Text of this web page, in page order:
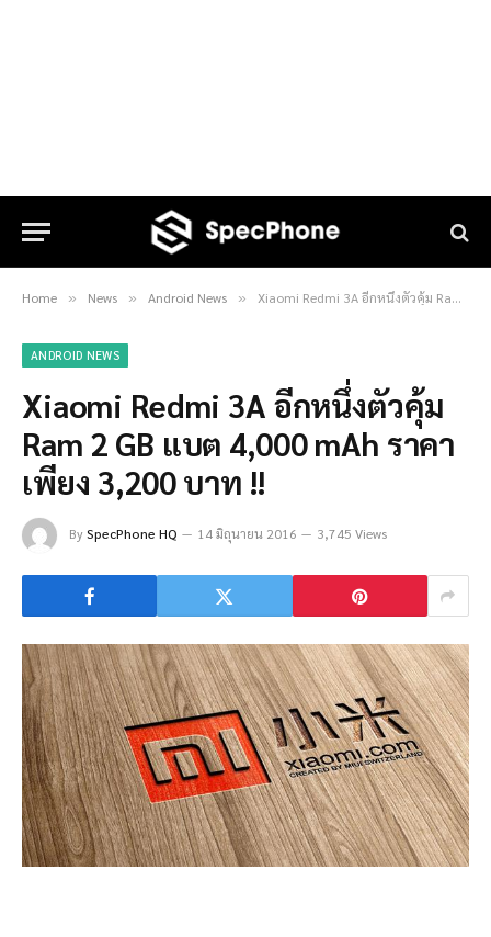
Home » News » Android News » Xiaomi Redmi 3A อีกหนึ่งตัวคุ้ม Ram 2 GB แบต 4,000 mAh ราคาเพียง 3,200 บาท !!
ANDROID NEWS
Xiaomi Redmi 3A อีกหนึ่งตัวคุ้ม
Ram 2 GB แบต 4,000 mAh ราคา
เพียง 3,200 บาท !!
BySpecPhone HQ 14 มิถุนายน 2016 3,745 Views